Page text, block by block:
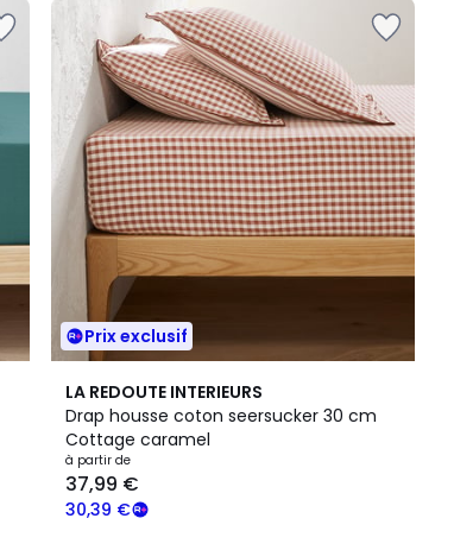
Prix exclusif
LA REDOUTE INTERIEURS
Drap housse coton seersucker 30 cm
Cottage caramel
à partir de
30,39 €
37,99 €
3,8
/ 5